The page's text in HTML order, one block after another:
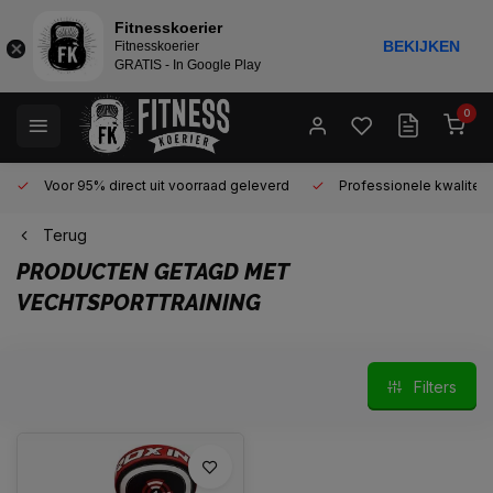
0
Voor 95% direct uit voorraad geleverd Professionele kwaliteit
Terug
PRODUCTEN GETAGD MET
VECHTSPORTTRAINING
Filters
Fitnesskoerier
Fitnesskoerier
GRATIS - In Google Play
BEKIJKEN